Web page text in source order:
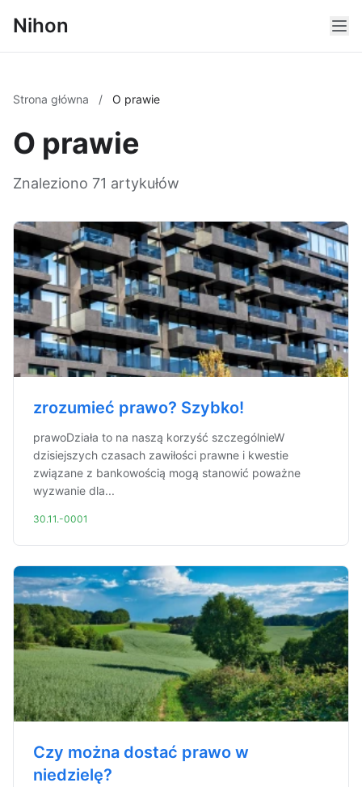
Nihon
Strona główna / O prawie
O prawie
Znaleziono 71 artykułów
zrozumieć prawo? Szybko!
prawoDziała to na naszą korzyść szczególnieW
dzisiejszych czasach zawiłości prawne i kwestie
związane z bankowością mogą stanowić poważne
wyzwanie dla...
30.11.-0001
Czy można dostać prawo w
niedzielę?